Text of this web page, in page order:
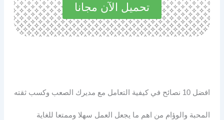
تحميل الآن مجانا
افضل 10 نصائح في كيفية التعامل مع مديرك الصعب وكسب ثقته
المحبة والوؤام من اهم ما يجعل العمل سهلا وممتعا للغاية